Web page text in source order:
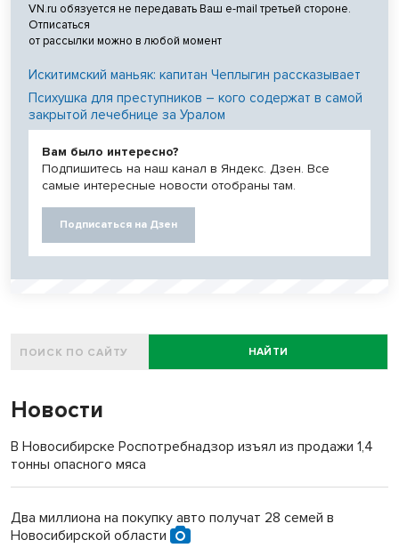
VN.ru обязуется не передавать Ваш e-mail третьей стороне.
Отписаться
от рассылки можно в любой момент
Искитимский маньяк: капитан Чеплыгин рассказывает
Психушка для преступников – кого содержат в самой
закрытой лечебнице за Уралом
Вам было интересно?
Подпишитесь на наш канал в Яндекс. Дзен. Все
самые интересные новости отобраны там.
Подписаться на Дзен
НАЙТИ
Новости
В Новосибирске Роспотребнадзор изъял из продажи 1,4
тонны опасного мяса
Два миллиона на покупку авто получат 28 семей в
Новосибирской области